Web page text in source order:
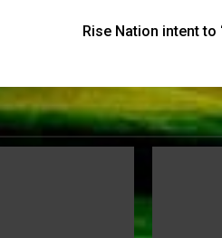
Rise Nation intent to